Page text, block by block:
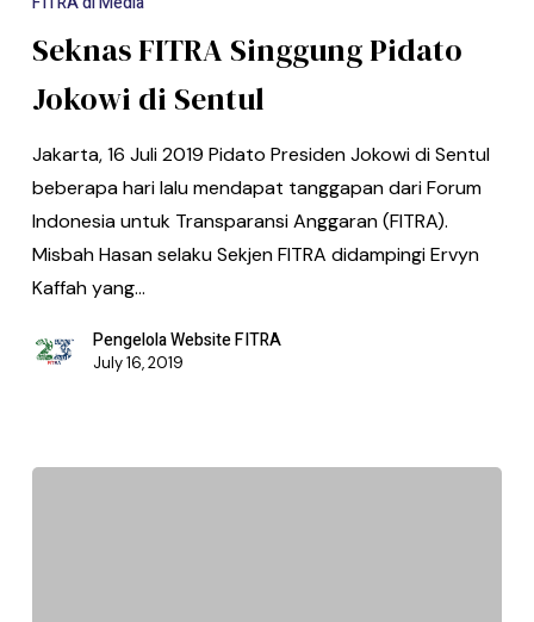
Seknas FITRA Singgung Pidato
Jokowi di Sentul
Jakarta, 16 Juli 2019 Pidato Presiden Jokowi di Sentul
beberapa hari lalu mendapat tanggapan dari Forum
Indonesia untuk Transparansi Anggaran (FITRA).
Misbah Hasan selaku Sekjen FITRA didampingi Ervyn
Kaffah yang…
Pengelola Website FITRA
July 16, 2019